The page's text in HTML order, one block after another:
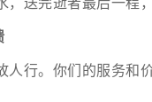
行。你们的服务和